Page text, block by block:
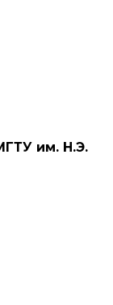
им. Н.Э.